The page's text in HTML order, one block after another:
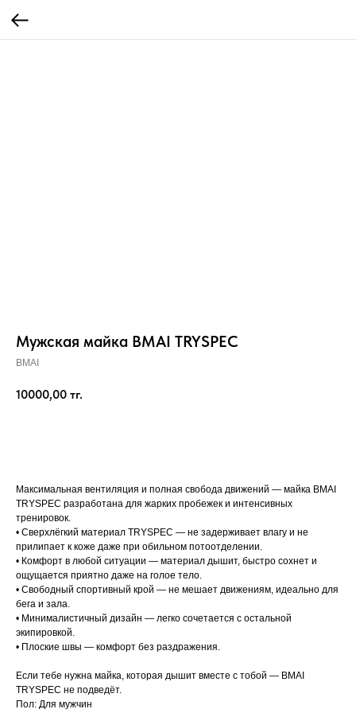
Мужская майка BMAI TRYSPEC
BMAI
10000,00 тг.
Максимальная вентиляция и полная свобода движений — майка BMAI
TRYSPEC разработана для жарких пробежек и интенсивных
тренировок.
• Сверхлёгкий материал TRYSPEC — не задерживает влагу и не
прилипает к коже даже при обильном потоотделении.
• Комфорт в любой ситуации — материал дышит, быстро сохнет и
ощущается приятно даже на голое тело.
• Свободный спортивный крой — не мешает движениям, идеально для
бега и зала.
• Минималистичный дизайн — легко сочетается с остальной
экипировкой.
• Плоские швы — комфорт без раздражения.
Если тебе нужна майка, которая дышит вместе с тобой — BMAI
TRYSPEC не подведёт.
Пол: Для мужчин